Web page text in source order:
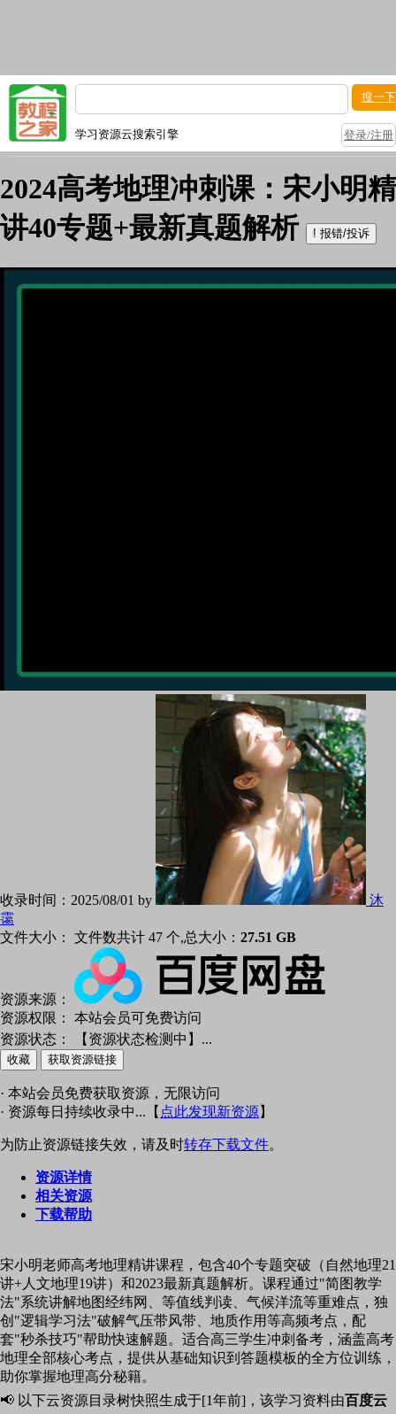
搜一下
学习资源云搜索引擎 登录/注册
2024高考地理冲刺课：宋小明精
讲40专题+最新真题解析
! 报错/投诉
收录时间： 2025/08/01 by
沐
霭
文件大小：
文件数共计 47 个,总大小： 27.51 GB
资源来源：
资源权限：
本站会员可免费访问
资源状态：
【资源状态检测中】 ...
收藏 获取资源链接
· 本站会员免费获取资源，无限访问
· 资源每日持续收录中...【 点此发现新资源】
为防止资源链接失效，请及时转存下载文件。
资源详情
相关资源
下载帮助
宋小明老师高考地理精讲课程，包含40个专题突破（自然地理21
讲+人文地理19讲）和2023最新真题解析。课程通过"简图教学
法"系统讲解地图经纬网、等值线判读、气候洋流等重难点，独
创"逻辑学习法"破解气压带风带、地质作用等高频考点，配
套"秒杀技巧"帮助快速解题。适合高三学生冲刺备考，涵盖高考
地理全部核心考点，提供从基础知识到答题模板的全方位训练，
助你掌握地理高分秘籍。
📢 以下云资源目录树快照生成于[1年前]，该学习资料由百度云